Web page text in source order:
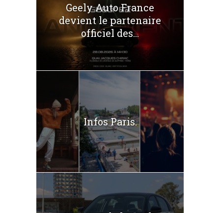
Geely Auto France
devient le partenaire
officiel des...
Infos Paris.